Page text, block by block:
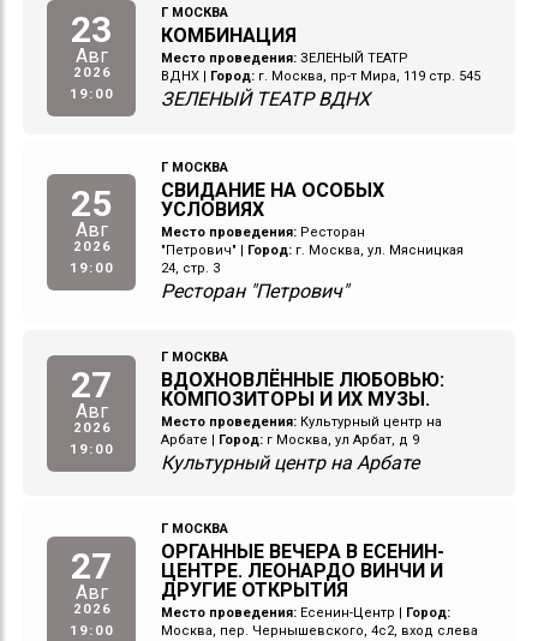
23
Авг
2026
19:00
Г МОСКВА
КОМБИНАЦИЯ
Место проведения: ЗЕЛЕНЫЙ ТЕАТР
ВДНХ | Город: г. Москва, пр-т Мира, 119 стр. 545
ЗЕЛЕНЫЙ ТЕАТР ВДНХ
25
Авг
2026
19:00
Г МОСКВА
СВИДАНИЕ НА ОСОБЫХ
УСЛОВИЯХ
Место проведения: Ресторан
"Петрович"
Город: г. Москва, ул. Мясницкая
24, стр. 3
Ресторан "Петрович"
27
Авг
2026
19:00
Г МОСКВА
ВДОХНОВЛЁННЫЕ ЛЮБОВЬЮ:
КОМПОЗИТОРЫ И ИХ МУЗЫ.
Место проведения: Культурный центр на
Арбате
Город: г Москва, ул Арбат, д 9
Культурный центр на Арбате
27
Авг
2026
19:00
Г МОСКВА
ОРГАННЫЕ ВЕЧЕРА В ЕСЕНИН-
ЦЕНТРЕ. ЛЕОНАРДО ВИНЧИ И
ДРУГИЕ ОТКРЫТИЯ
Место проведения: Есенин-Центр
Город:
Москва, пер. Чернышевского, 4с2, вход слева